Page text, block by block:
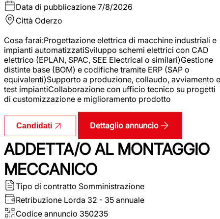
Data di pubblicazione 7/8/2026
Città Oderzo
Cosa farai:Progettazione elettrica di macchine industriali e
impianti automatizzatiSviluppo schemi elettrici con CAD
elettrico (EPLAN, SPAC, SEE Electrical o similari)Gestione
distinte base (BOM) e codifiche tramite ERP (SAP o
equivalenti)Supporto a produzione, collaudo, avviamento e
test impiantiCollaborazione con ufficio tecnico su progetti
di customizzazione e miglioramento prodotto
Candidati Dettaglio annuncio
ADDETTA/O AL MONTAGGIO
MECCANICO
Tipo di contratto Somministrazione
Retribuzione Lorda 32 - 35 annuale
Codice annuncio 350235